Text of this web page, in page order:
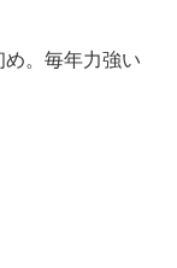
。毎年力強い